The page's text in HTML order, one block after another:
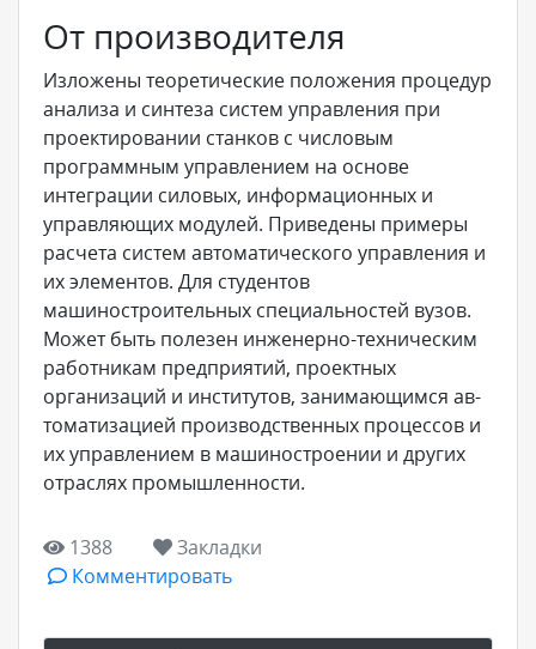
От производителя
Изложены теоретические положения процедур
анализа и син­теза систем управления при
проектировании станков с числовым
программным управлением на основе
интеграции силовых, инфор­мационных и
управляющих модулей. Приведены примеры
расчета систем автоматического управления и
их элементов. Для студентов
машиностроительных специальностей вузов.
Может быть полезен инженерно-техническим
работникам пред­приятий, проектных
организаций и институтов, занимающимся ав­
томатизацией производственных процессов и
их управлением в машиностроении и других
отраслях промышленности.
1388
Закладки
Комментировать